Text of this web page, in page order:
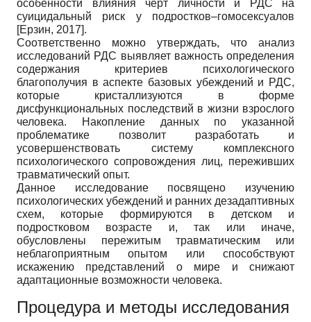
особенности влияния черт личности и РДС на
суицидальный риск у подростков–гомосексуалов
[Ерзин, 2017].
Соответственно можно утверждать, что анализ
исследований РДС выявляет важность определения
содержания критериев психологического
благополучия в аспекте базовых убеждений и РДС,
которые кристаллизуются в форме
дисфункциональных последствий в жизни взрослого
человека. Накопление данных по указанной
проблематике позволит разработать и
усовершенствовать систему комплексного
психологического сопровождения лиц, переживших
травматический опыт.
Данное исследование посвящено изучению
психологических убеждений и ранних дезадаптивных
схем, которые формируются в детском и
подростковом возрасте и, так или иначе,
обусловлены пережитым травматическим или
неблагоприятным опытом или способствуют
искажению представлений о мире и снижают
адаптационные возможности человека.
Процедура и методы исследования